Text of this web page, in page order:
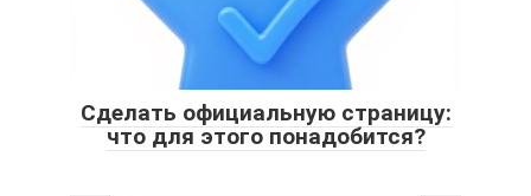
Сделать официальную страницу:
что для этого понадобится?